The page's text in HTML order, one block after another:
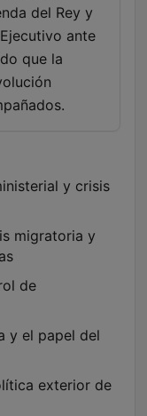
del Rey y
ante
que la
y crisis
migratoria y
de
y el papel del
exterior de